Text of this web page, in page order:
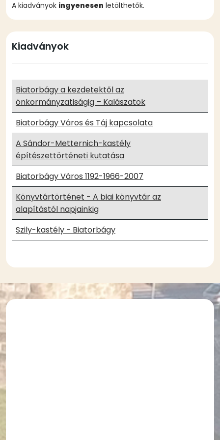
A kiadványok ingyenesen letölthetők.
Kiadványok
Biatorbágy a kezdetektől az
önkormányzatiságig – Kalászatok
Biatorbágy Város és Táj kapcsolata
A Sándor-Metternich-kastély
építészettörténeti kutatása
Biatorbágy Város 1192-1966-2007
Könyvtártörténet - A biai könyvtár az
alapítástól napjainkig
Szily-kastély - Biatorbágy